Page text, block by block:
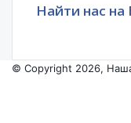
Найти нас на
© Copyright 2026,